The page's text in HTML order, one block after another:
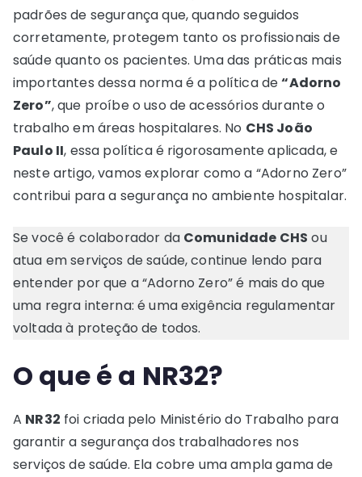
padrões de segurança que, quando seguidos
corretamente, protegem tanto os profissionais de
saúde quanto os pacientes. Uma das práticas mais
importantes dessa norma é a política de“Adorno
Zero”, que proíbe o uso de acessórios durante o
trabalho em áreas hospitalares. No CHS João
Paulo II, essa política é rigorosamente aplicada, e
neste artigo, vamos explorar como a “Adorno Zero”
contribui para a segurança no ambiente hospitalar.
Se você é colaborador da Comunidade CHS ou
atua em serviços de saúde, continue lendo para
entender por que a “Adorno Zero” é mais do que
uma regra interna: é uma exigência regulamentar
voltada à proteção de todos.
O que é a NR32?
A NR32 foi criada pelo Ministério do Trabalho para
garantir a segurança dos trabalhadores nos
serviços de saúde. Ela cobre uma ampla gama de